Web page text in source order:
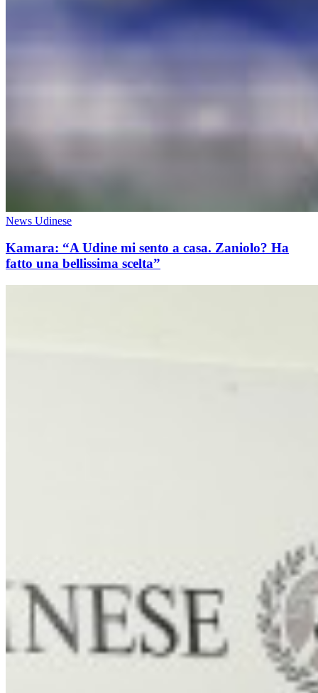
News Udinese
Kamara: “A Udine mi sento a casa. Zaniolo? Ha
fatto una bellissima scelta”